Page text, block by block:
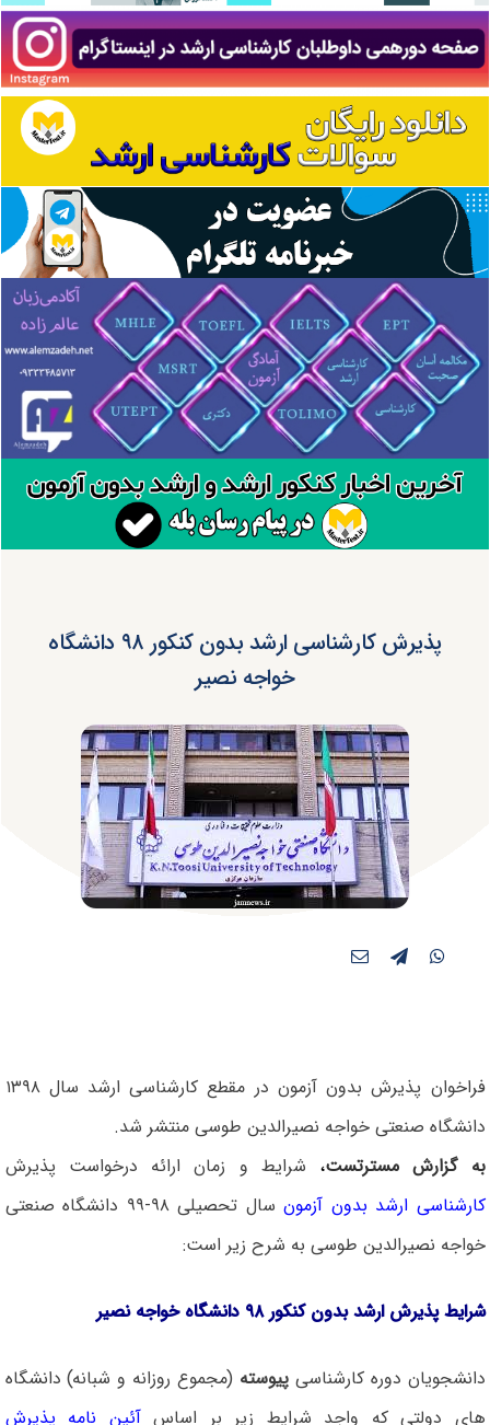
پذیرش کارشناسی ارشد بدون کنکور ۹۸ دانشگاه
خواجه نصیر
فراخوان پذیرش بدون آزمون در مقطع کارشناسی ارشد سال ۱۳۹۸
دانشگاه صنعتی خواجه نصیرالدین طوسی منتشر شد.
به گزارش مسترتست، شرایط و زمان ارائه درخواست پذیرش
کارشناسی ارشد بدون آزمون
سال تحصیلی ۹۸-۹۹ دانشگاه صنعتی
خواجه نصیرالدین طوسی به شرح زیر است:
شرایط پذیرش ارشد بدون کنکور ۹۸ دانشگاه خواجه نصیر
دانشجویان دوره کارشناسیپیوسته (مجموع روزانه و شبانه) دانشگاه
های دولتی که واجد شرایط زیر بر اساسآئین نامه پذیرش